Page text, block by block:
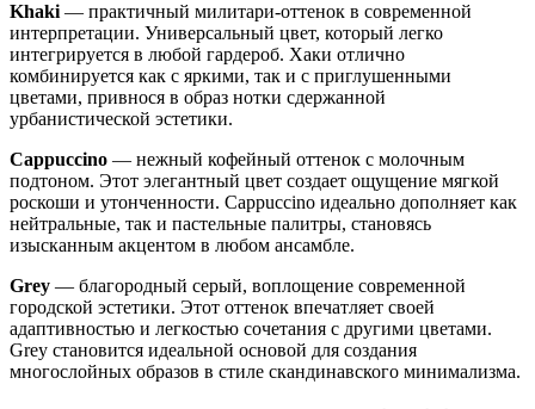
Khaki — практичный милитари-оттенок в современной
интерпретации. Универсальный цвет, который легко
интегрируется в любой гардероб. Хаки отлично
комбинируется как с яркими, так и с приглушенными
цветами, привнося в образ нотки сдержанной
урбанистической эстетики.
Cappuccino — нежный кофейный оттенок с молочным
подтоном. Этот элегантный цвет создает ощущение мягкой
роскоши и утонченности. Cappuccino идеально дополняет как
нейтральные, так и пастельные палитры, становясь
изысканным акцентом в любом ансамбле.
Grey — благородный серый, воплощение современной
городской эстетики. Этот оттенок впечатляет своей
адаптивностью и легкостью сочетания с другими цветами.
Grey становится идеальной основой для создания
многослойных образов в стиле скандинавского минимализма.